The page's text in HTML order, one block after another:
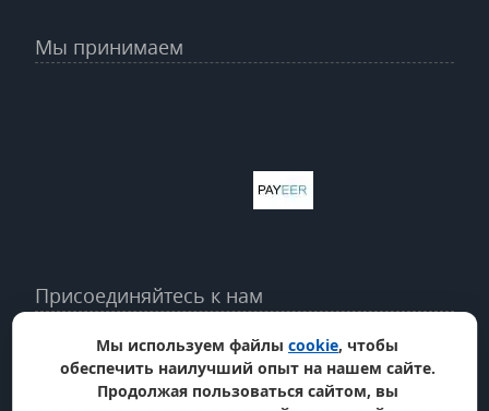
Мы принимаем
Присоединяйтесь к нам
Мы используем файлы cookie, чтобы
обеспечить наилучший опыт на нашем сайте.
Продолжая пользоваться сайтом, вы